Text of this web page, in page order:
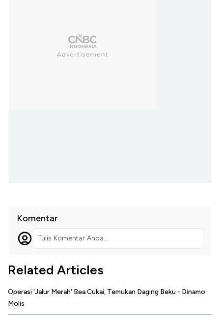
Komentar
Tulis Komentar Anda...
Related Articles
Operasi 'Jalur Merah' Bea Cukai, Temukan Daging Beku - Dinamo
Molis